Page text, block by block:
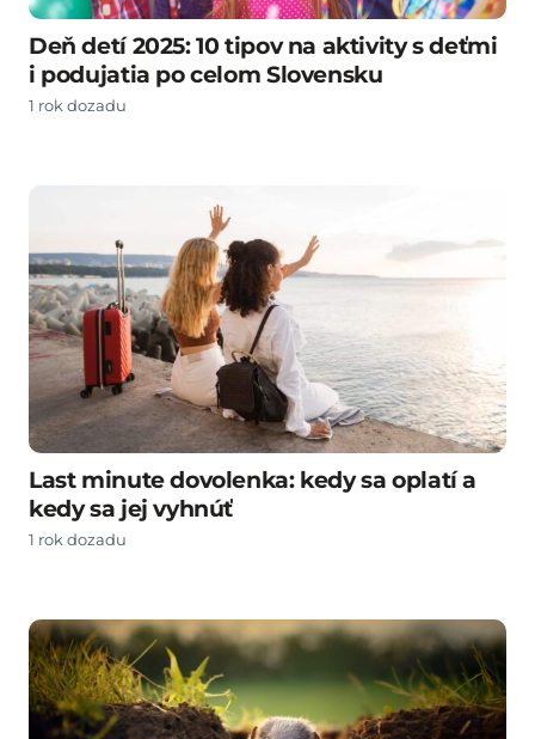
Deň detí 2025: 10 tipov na aktivity s deťmi
i podujatia po celom Slovensku
1 rok dozadu
Last minute dovolenka: kedy sa oplatí a
kedy sa jej vyhnúť
1 rok dozadu